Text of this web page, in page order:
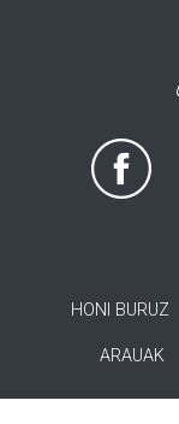
HONI BURUZ
ARAUAK